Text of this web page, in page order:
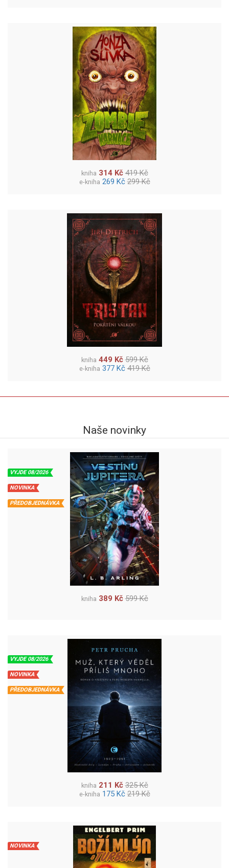
kniha 314 Kč 419 Kč
e-kniha 269 Kč 299 Kč
kniha 449 Kč 599 Kč
e-kniha 377 Kč 419 Kč
Naše novinky
VYJDE 08/2026
NOVINKA
PŘEDOBJEDNÁVKA
kniha 389 Kč 599 Kč
VYJDE 08/2026
NOVINKA
PŘEDOBJEDNÁVKA
kniha 211 Kč 325 Kč
e-kniha 175 Kč 219 Kč
NOVINKA